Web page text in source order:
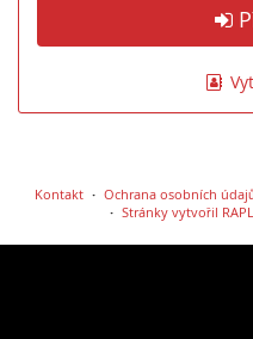
Kontakt Ochrana osobních
Stránky vytvořil